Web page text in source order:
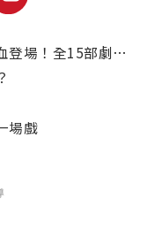
劇場版7月起輪番上映
場戲